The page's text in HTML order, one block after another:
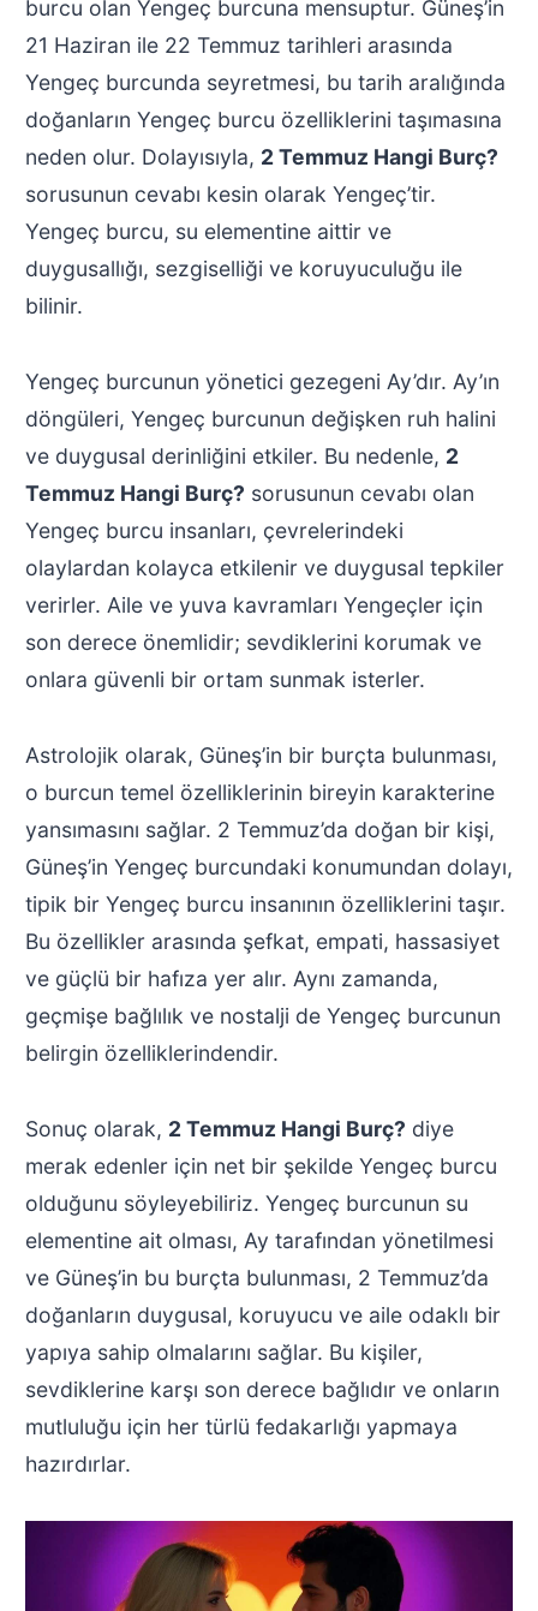
burcu olan Yengeç burcuna mensuptur. Güneş’in
21 Haziran ile 22 Temmuz tarihleri arasında
Yengeç burcunda seyretmesi, bu tarih aralığında
doğanların Yengeç burcu özelliklerini taşımasına
neden olur. Dolayısıyla, 2 Temmuz Hangi Burç?
sorusunun cevabı kesin olarak Yengeç’tir.
Yengeç burcu, su elementine aittir ve
duygusallığı, sezgiselliği ve koruyuculuğu ile
bilinir.
Yengeç burcunun yönetici gezegeni Ay’dır. Ay’ın
döngüleri, Yengeç burcunun değişken ruh halini
ve duygusal derinliğini etkiler. Bu nedenle, 2
Temmuz Hangi Burç? sorusunun cevabı olan
Yengeç burcu insanları, çevrelerindeki
olaylardan kolayca etkilenir ve duygusal tepkiler
verirler. Aile ve yuva kavramları Yengeçler için
son derece önemlidir; sevdiklerini korumak ve
onlara güvenli bir ortam sunmak isterler.
Astrolojik olarak, Güneş’in bir burçta bulunması,
o burcun temel özelliklerinin bireyin karakterine
yansımasını sağlar. 2 Temmuz’da doğan bir kişi,
Güneş’in Yengeç burcundaki konumundan dolayı,
tipik bir Yengeç burcu insanının özelliklerini taşır.
Bu özellikler arasında şefkat, empati, hassasiyet
ve güçlü bir hafıza yer alır. Aynı zamanda,
geçmişe bağlılık ve nostalji de Yengeç burcunun
belirgin özelliklerindendir.
Sonuç olarak, 2 Temmuz Hangi Burç? diye
merak edenler için net bir şekilde Yengeç burcu
olduğunu söyleyebiliriz. Yengeç burcunun su
elementine ait olması, Ay tarafından yönetilmesi
ve Güneş’in bu burçta bulunması, 2 Temmuz’da
doğanların duygusal, koruyucu ve aile odaklı bir
yapıya sahip olmalarını sağlar. Bu kişiler,
sevdiklerine karşı son derece bağlıdır ve onların
mutluluğu için her türlü fedakarlığı yapmaya
hazırdırlar.